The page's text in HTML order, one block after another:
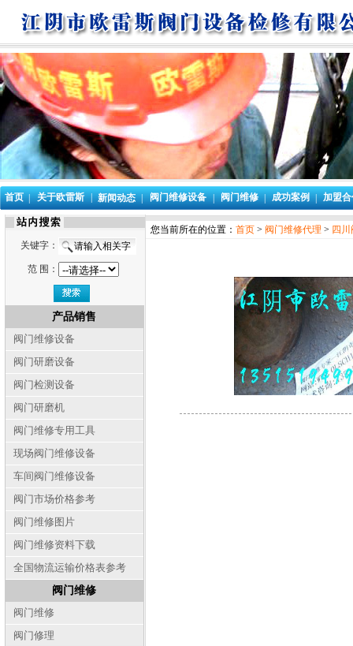
首页 | 关于欧雷斯 | 新闻动态 | 阀门维修设备 | 阀门维修 | 成功案例 | 加盟
关键字：
范 围：
产品销售
阀门维修设备
阀门研磨设备
阀门检测设备
阀门研磨机
阀门维修专用工具
现场阀门维修设备
车间阀门维修设备
阀门市场价格参考
阀门维修图片
阀门维修资料下载
全国物流运输价格表参考
阀门维修
阀门维修
阀门修理
您当前所在的位置： 首页 > 阀门维修代理 > 四